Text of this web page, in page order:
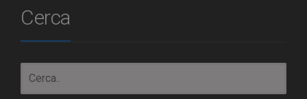
Cerca